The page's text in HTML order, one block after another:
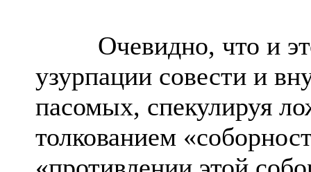
Очевидно, что и
узурпации совести и
пасомых, спекулируя
толкованием